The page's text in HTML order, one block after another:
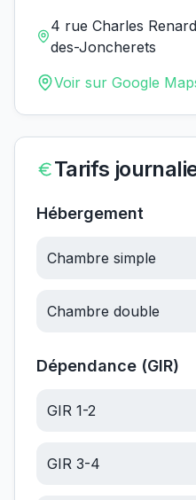
4 rue Charles
des-Joncherets
Voir sur Google
Tarifs
Hébergement
Chambre simple
Chambre double
Dépendance (GIR)
GIR 1-2
GIR 3-4